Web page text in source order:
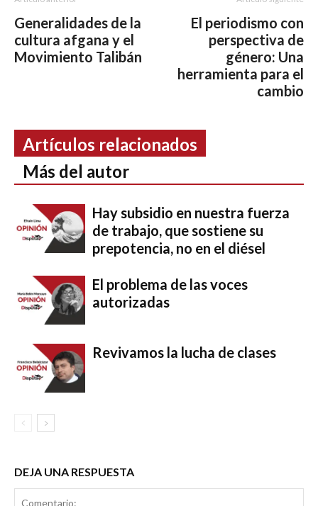
Generalidades de la
cultura afgana y el
Movimiento Talibán
El periodismo con
perspectiva de
género: Una
herramienta para el
cambio
Artículos relacionados
Más del autor
Hay subsidio en nuestra fuerza
de trabajo, que sostiene su
prepotencia, no en el diésel
El problema de las voces
autorizadas
Revivamos la lucha de clases
DEJA UNA RESPUESTA